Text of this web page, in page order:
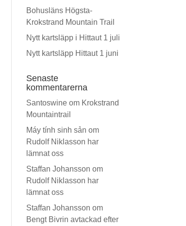
Bohusläns Högsta-
Krokstrand Mountain Trail
Nytt kartsläpp i Hittaut 1 juli
Nytt kartsläpp Hittaut 1 juni
Senaste
kommentarerna
Santoswine om Krokstrand
Mountaintrail
Máy tính sinh sản om
Rudolf Niklasson har
lämnat oss
Staffan Johansson om
Rudolf Niklasson har
lämnat oss
Staffan Johansson om
Bengt Bivrin avtackad efter